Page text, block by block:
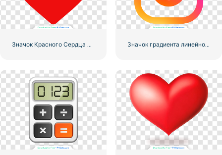
Значок Красного Сердца – 3 Значок градиента линейного логотипа Instagram